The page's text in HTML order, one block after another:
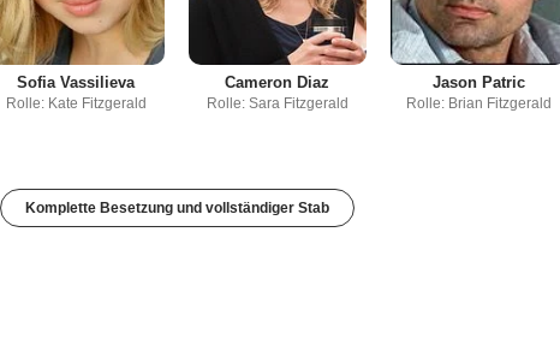
Sofia Vassilieva
Rolle: Kate Fitzgerald
Cameron Diaz
Rolle: Sara Fitzgerald
Jason Patric
Rolle: Brian Fitzgerald
Komplette Besetzung und vollständiger Stab